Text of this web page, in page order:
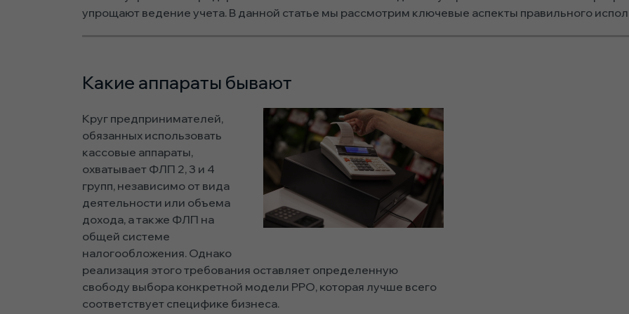
упрощают ведение учета. В данной статье мы рассмотрим ключевые аспекты правильного
Какие аппараты бывают
Круг предпринимателей,
обязанных использовать
кассовые аппараты,
охватывает ФЛП 2, 3 и 4
групп, независимо от вида
деятельности или объема
дохода, а также ФЛП на
общей системе
налогообложения. Однако
реализация этого требования оставляет определенную
свободу выбора конкретной модели РРО, которая лучше всего
соответствует специфике бизнеса.